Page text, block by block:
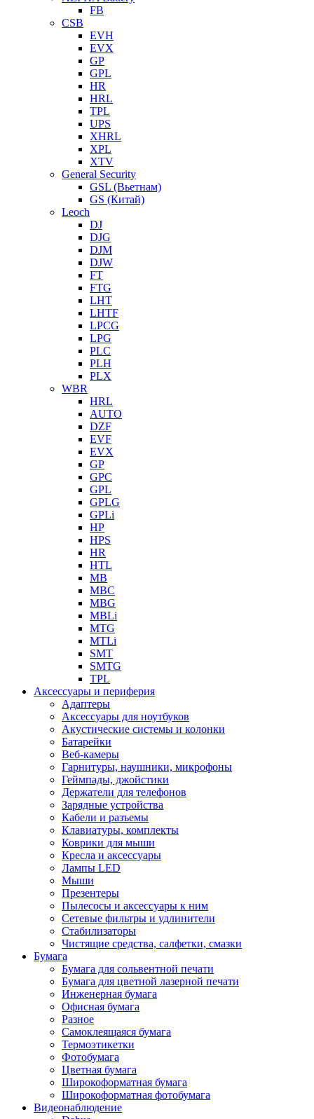
FB
CSB
EVH
EVX
GP
GPL
HR
HRL
TPL
UPS
XHRL
XPL
XTV
General Security
GSL (Вьетнам)
GS (Китай)
Leoch
DJ
DJG
DJM
DJW
FT
FTG
LHT
LHTF
LPCG
LPG
PLC
PLH
PLX
WBR
HRL
AUTO
DZF
EVF
EVX
GP
GPC
GPL
GPLG
GPLi
HP
HPS
HR
HTL
MB
MBC
MBG
MBLi
MTG
MTLi
SMT
SMTG
TPL
Аксессуары и периферия
Адаптеры
Аксессуары для ноутбуков
Акустические системы и колонки
Батарейки
Веб-камеры
Гарнитуры, наушники, микрофоны
Геймпады, джойстики
Держатели для телефонов
Зарядные устройства
Кабели и разъемы
Клавиатуры, комплекты
Коврики для мыши
Кресла и аксессуары
Лампы LED
Мыши
Презентеры
Пылесосы и аксессуары к ним
Сетевые фильтры и удлинители
Стабилизаторы
Чистящие средства, салфетки, смазки
Бумага
Бумага для сольвентной печати
Бумага для цветной лазерной печати
Инженерная бумага
Офисная бумага
Разное
Самоклеящаяся бумага
Термоэтикетки
Фотобумага
Цветная бумага
Широкоформатная бумага
Широкоформатная фотобумага
Видеонаблюдение